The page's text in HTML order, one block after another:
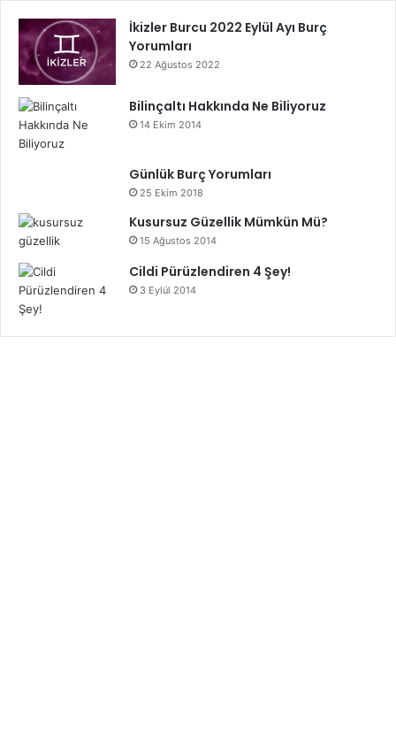
kazanır.
Nesnelerin İnterneti
Nesnelerin İnterneti ile Enerji Tasarrufu
İkizler Burcu 2022 Eylül Ayı Burç
Yorumları
22 Ağustos 2022
Bilinçaltı Hakkında Ne Biliyoruz
14 Ekim 2014
Günlük Burç Yorumları
25 Ekim 2018
Kusursuz Güzellik Mümkün Mü?
15 Ağustos 2014
Cildi Pürüzlendiren 4 Şey!
3 Eylül 2014